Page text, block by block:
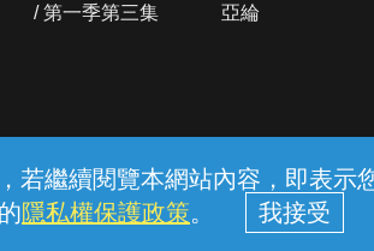
繼續閱覽本網站內容，即表示
隱私權保護政策。
/ 第一季第三集
亞綸
服務條款 隱私權保護
公司 (統一編號：96979949) © 2026